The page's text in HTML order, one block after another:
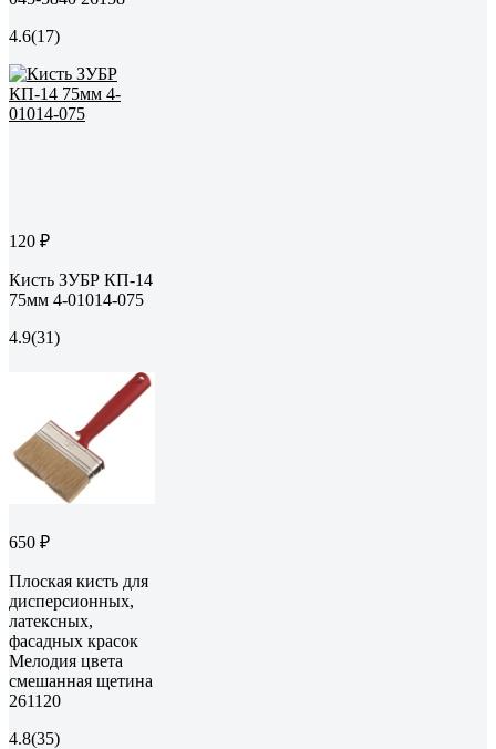
4.6(17)
120 ₽
Кисть ЗУБР КП-14
75мм 4-01014-075
4.9(31)
650 ₽
Плоская кисть для
дисперсионных,
латексных,
фасадных красок
Мелодия цвета
смешанная щетина
261120
4.8(35)